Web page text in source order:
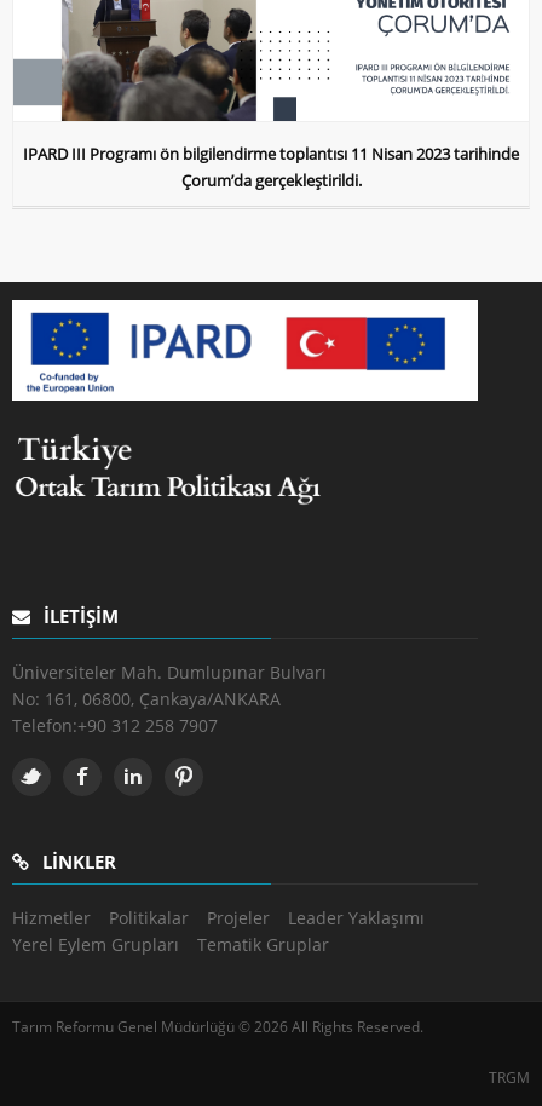
IPARD III Programı ön bilgilendirme toplantısı 11 Nisan 2023 tarihinde
Çorum’da gerçekleştirildi.
İLETIŞIM
Üniversiteler Mah. Dumlupınar Bulvarı
No: 161, 06800, Çankaya/ANKARA
Telefon:+90 312 258 7907
LINKLER
Hizmetler Politikalar Projeler
Leader Yaklaşımı
Yerel Eylem Grupları
Tematik Gruplar
Tarım Reformu Genel Müdürlüğü © 2026 All Rights Reserved.
TRGM